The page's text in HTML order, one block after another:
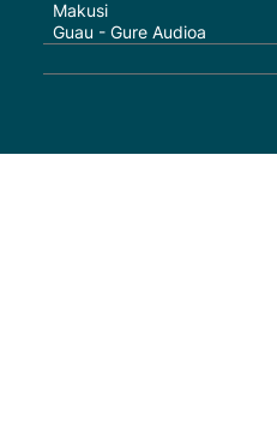
Makusi
Guau - Gure Audioa